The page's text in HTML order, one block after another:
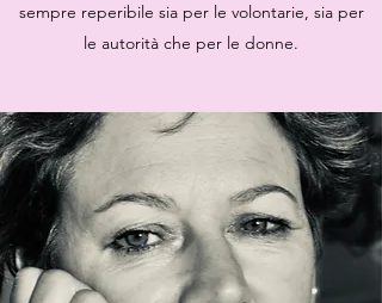
sempre reperibile sia per le volontarie, sia per
le autorità che per le donne.